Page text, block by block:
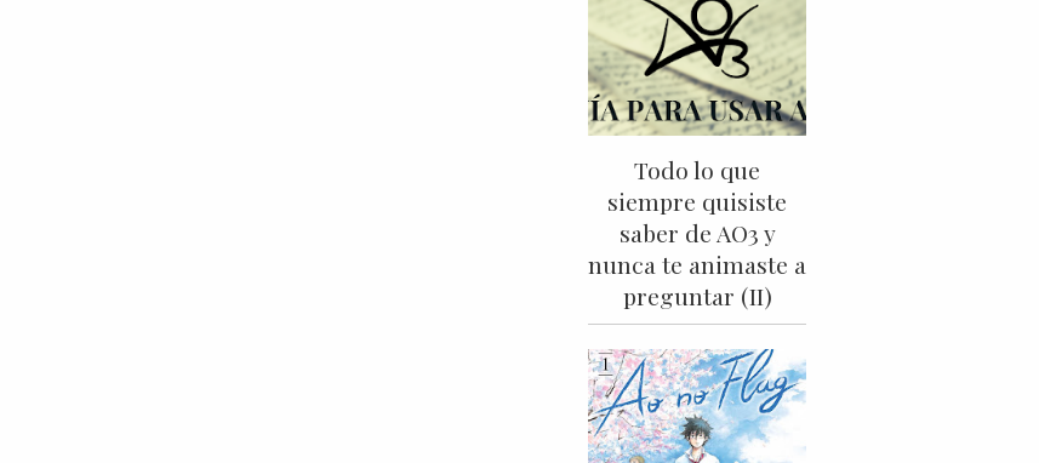
Todo lo que
siempre quisiste
saber de AO3 y
nunca te animaste a
preguntar (II)